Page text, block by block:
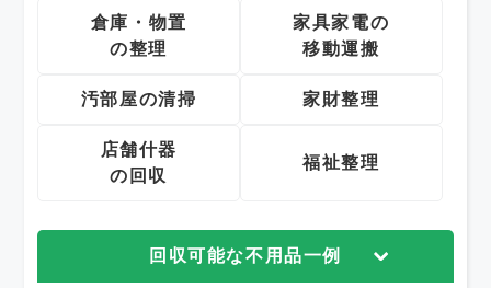
倉庫・物置
の整理
家具家電の
移動運搬
汚部屋の清掃 家財整理
店舗什器
の回収
福祉整理
回収可能な不用品一例